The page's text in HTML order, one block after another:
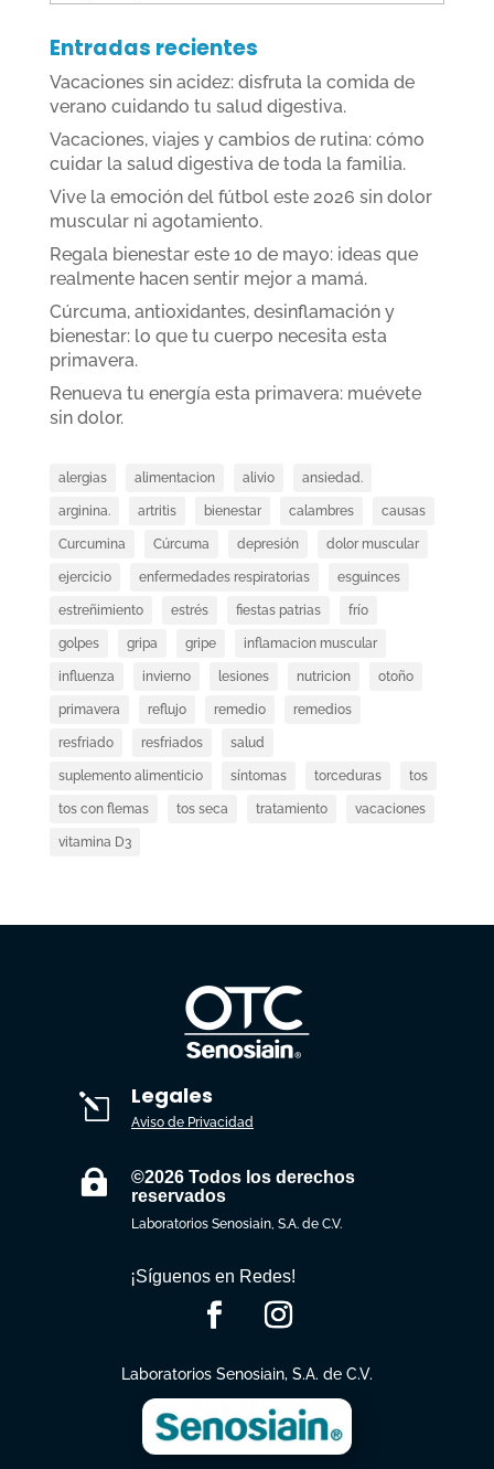
Entradas recientes
Vacaciones sin acidez: disfruta la comida de
verano cuidando tu salud digestiva.
Vacaciones, viajes y cambios de rutina: cómo
cuidar la salud digestiva de toda la familia.
Vive la emoción del fútbol este 2026 sin dolor
muscular ni agotamiento.
Regala bienestar este 10 de mayo: ideas que
realmente hacen sentir mejor a mamá.
Cúrcuma, antioxidantes, desinflamación y
bienestar: lo que tu cuerpo necesita esta
primavera.
Renueva tu energía esta primavera: muévete
sin dolor.
alergias alimentacion alivio ansiedad.
arginina. artritis bienestar calambres causas
Curcumina Cúrcuma depresión dolor muscular
ejercicio enfermedades respiratorias esguinces
estreñimiento estrés fiestas patrias frío
golpes gripa gripe inflamacion muscular
influenza invierno lesiones nutricion otoño
primavera reflujo remedio remedios
resfriado resfriados salud
suplemento alimenticio síntomas torceduras tos
tos con flemas tos seca tratamiento vacaciones
vitamina D3
l Legales
Aviso de Privacidad

©2026 Todos los derechos
reservados
Laboratorios Senosiain, S.A. de C.V.
¡Síguenos en Redes!
Laboratorios Senosiain, S.A. de C.V.